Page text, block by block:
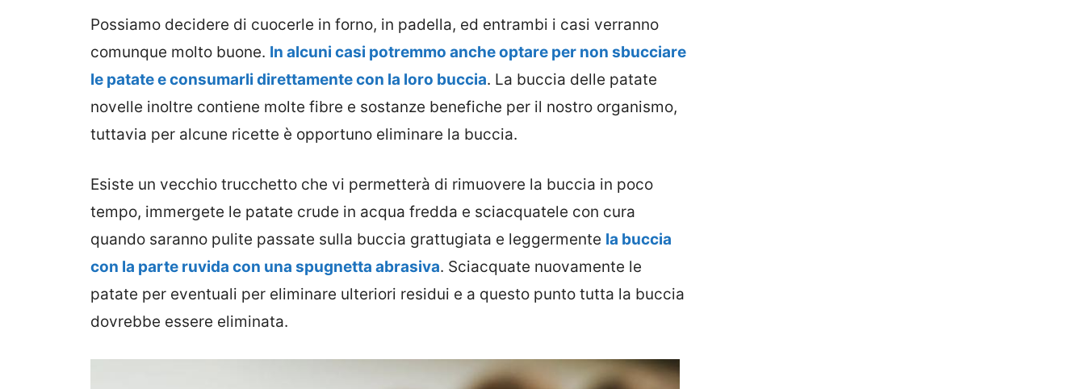
Possiamo decidere di cuocerle in forno, in padella, ed entrambi i casi verranno
comunque molto buone. In alcuni casi potremmo anche optare per non sbucciare
le patate e consumarli direttamente con la loro buccia. La buccia delle patate
novelle inoltre contiene molte fibre e sostanze benefiche per il nostro organismo,
tuttavia per alcune ricette è opportuno eliminare la buccia.
Esiste un vecchio trucchetto che vi permetterà di rimuovere la buccia in poco
tempo, immergete le patate crude in acqua fredda e sciacquatele con cura
quando saranno pulite passate sulla buccia grattugiata e leggermente la buccia
con la parte ruvida con una spugnetta abrasiva. Sciacquate nuovamente le
patate per eventuali per eliminare ulteriori residui e a questo punto tutta la buccia
dovrebbe essere eliminata.